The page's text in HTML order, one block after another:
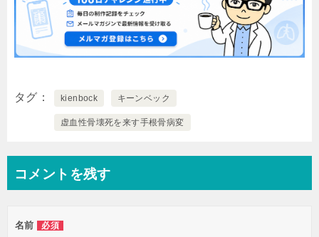
タグ kienbock キーンベック
虚血性骨壊死を来す手根骨病変
コメントを残す
名前 必須